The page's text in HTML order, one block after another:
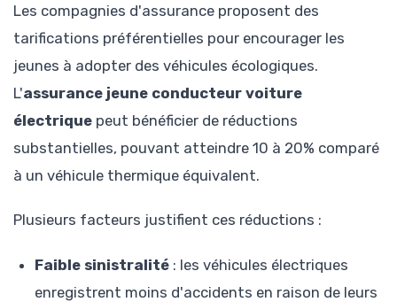
Les compagnies d'assurance proposent des
tarifications préférentielles pour encourager les
jeunes à adopter des véhicules écologiques.
L'assurance jeune conducteur voiture
électrique peut bénéficier de réductions
substantielles, pouvant atteindre 10 à 20% comparé
à un véhicule thermique équivalent.
Plusieurs facteurs justifient ces réductions :
Faible sinistralité : les véhicules électriques
enregistrent moins d'accidents en raison de leurs